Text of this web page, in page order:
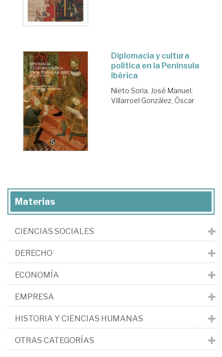
Diplomacia y cultura
política en la Península
Ibérica
Nieto Soria, José Manuel ;
Villarroel González, Óscar
Materias
CIENCIAS SOCIALES
DERECHO
ECONOMÍA
EMPRESA
HISTORIA Y CIENCIAS HUMANAS
OTRAS CATEGORÍAS